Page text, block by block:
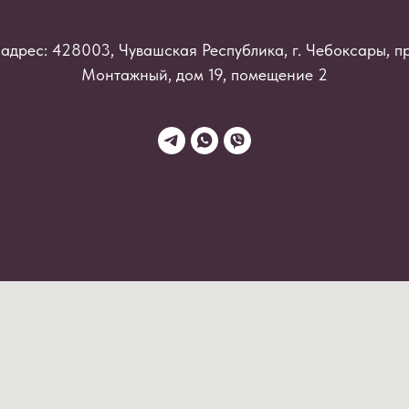
428003, Чувашская Республика, г. Чебоксары,
Монтажный, дом 19, помещение 2